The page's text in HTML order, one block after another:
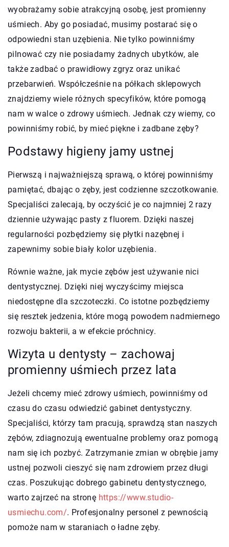
wyobrażamy sobie atrakcyjną osobę, jest promienny
uśmiech. Aby go posiadać, musimy postarać się o
odpowiedni stan uzębienia. Nie tylko powinniśmy
pilnować czy nie posiadamy żadnych ubytków, ale
także zadbać o prawidłowy zgryz oraz unikać
przebarwień. Współcześnie na półkach sklepowych
znajdziemy wiele różnych specyfików, które pomogą
nam w walce o zdrowy uśmiech. Jednak czy wiemy, co
powinniśmy robić, by mieć piękne i zadbane zęby?
Podstawy higieny jamy ustnej
Pierwszą i najważniejszą sprawą, o której powinniśmy
pamiętać, dbając o zęby, jest codzienne szczotkowanie.
Specjaliści zalecają, by oczyścić je co najmniej 2 razy
dziennie używając pasty z fluorem. Dzięki naszej
regularności pozbędziemy się płytki nazębnej i
zapewnimy sobie biały kolor uzębienia.
Równie ważne, jak mycie zębów jest używanie nici
dentystycznej. Dzięki niej wyczyścimy miejsca
niedostępne dla szczoteczki. Co istotne pozbędziemy
się resztek jedzenia, które mogą powodem nadmiernego
rozwoju bakterii, a w efekcie próchnicy.
Wizyta u dentysty – zachowaj
promienny uśmiech przez lata
Jeżeli chcemy mieć zdrowy uśmiech, powinniśmy od
czasu do czasu odwiedzić gabinet dentystyczny.
Specjaliści, którzy tam pracują, sprawdzą stan naszych
zębów, zdiagnozują ewentualne problemy oraz pomogą
nam się ich pozbyć. Zatrzymanie zmian w obrębie jamy
ustnej pozwoli cieszyć się nam zdrowiem przez długi
czas. Poszukując dobrego gabinetu dentystycznego,
warto zajrzeć na stronę https://www.studio-
usmiechu.com/. Profesjonalny personel z pewnością
pomoże nam w staraniach o ładne zęby.